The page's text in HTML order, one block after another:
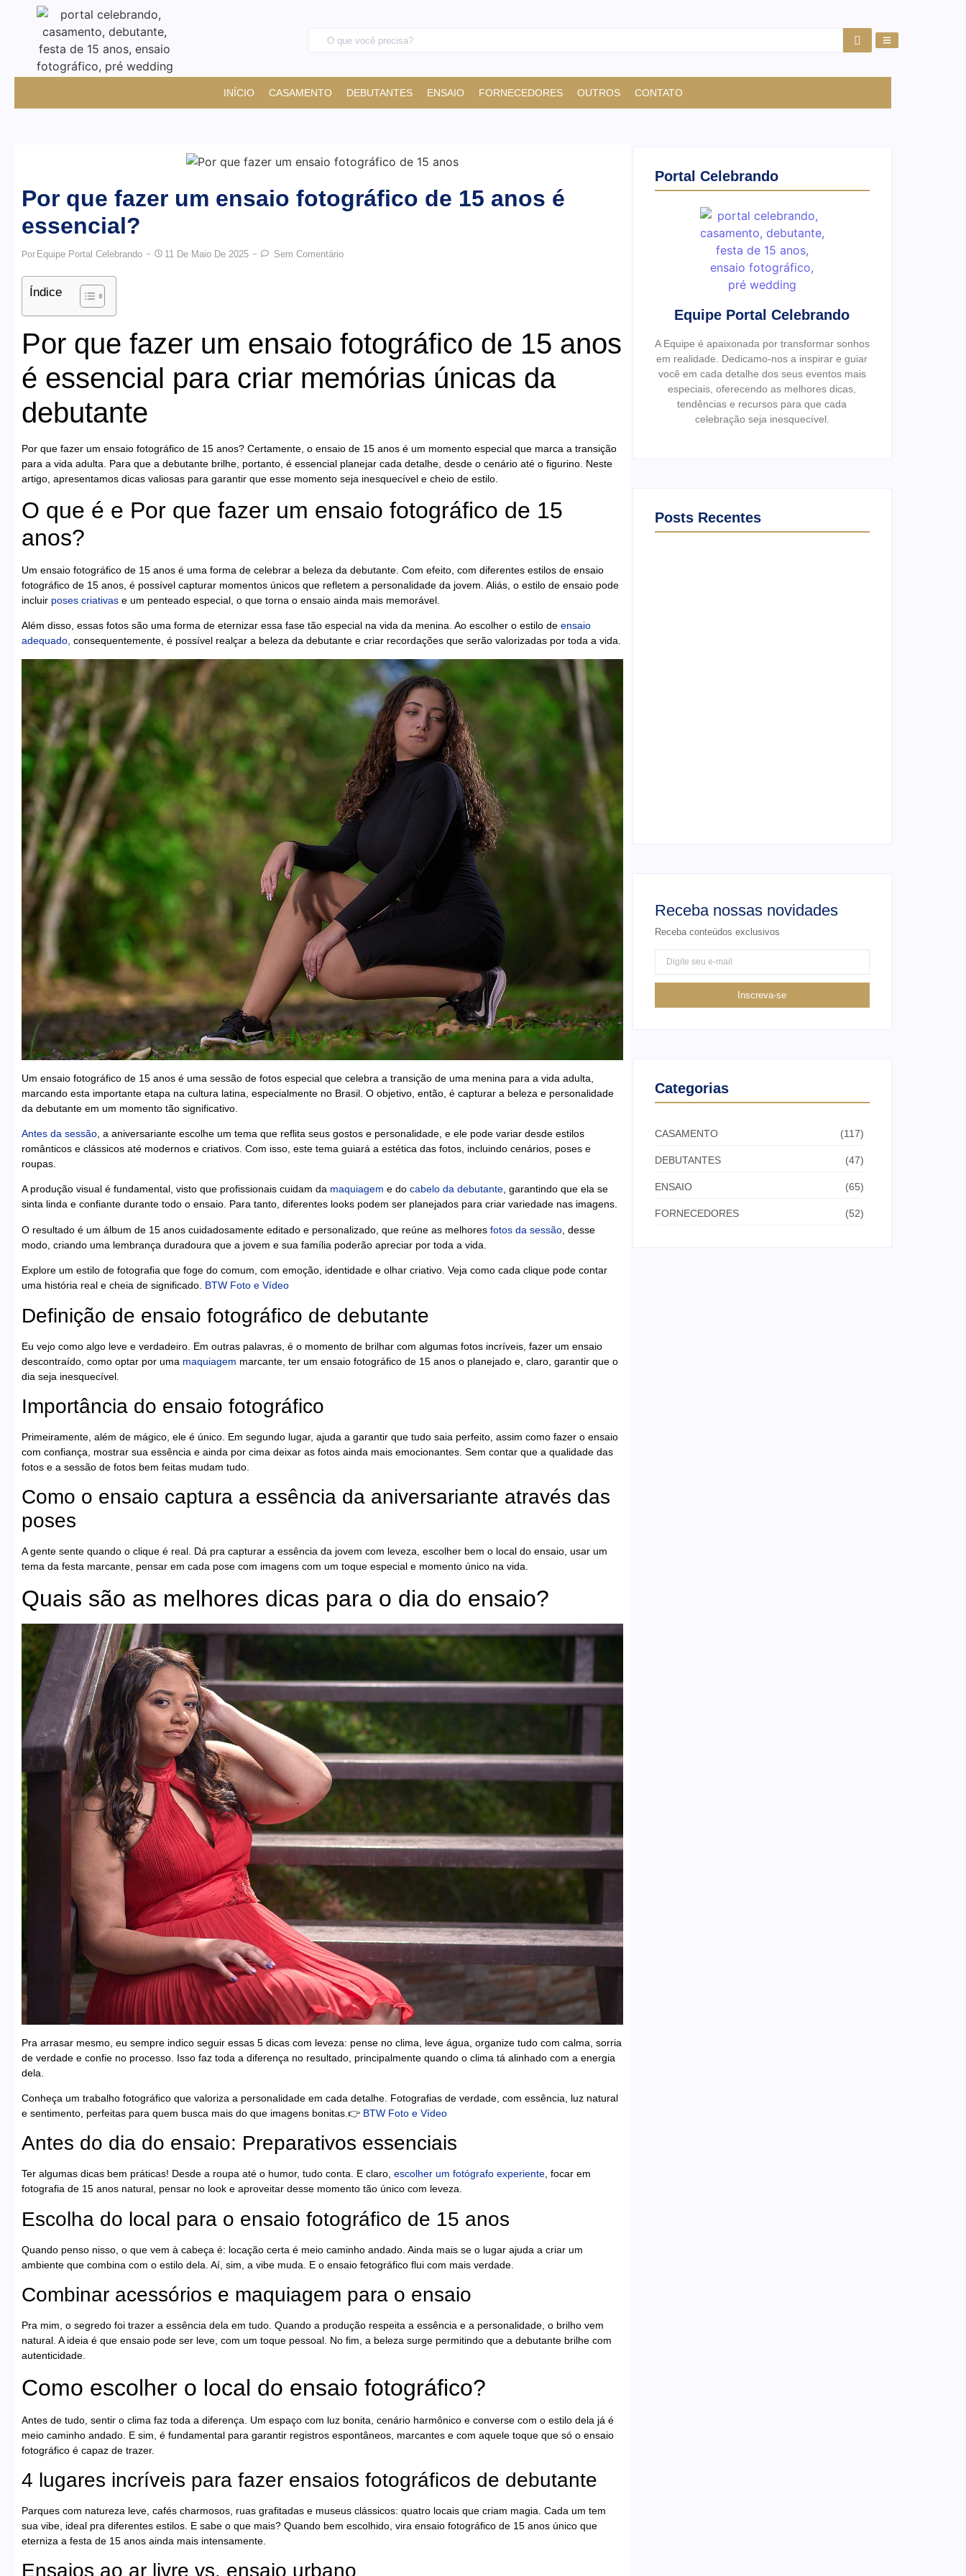
INÍCIO CASAMENTO DEBUTANTES ENSAIO FORNECEDORES OUTROS CONTATO
Por que fazer um ensaio fotográfico de 15 anos é
essencial?
Por Equipe Portal Celebrando 11 De Maio De 2025 Sem Comentário
Índice
Por que fazer um ensaio fotográfico de 15 anos
é essencial para criar memórias únicas da
debutante
Por que fazer um ensaio fotográfico de 15 anos? Certamente, o ensaio de 15 anos é um momento especial que marca a transição
para a vida adulta. Para que a debutante brilhe, portanto, é essencial planejar cada detalhe, desde o cenário até o figurino. Neste
artigo, apresentamos dicas valiosas para garantir que esse momento seja inesquecível e cheio de estilo.
O que é e Por que fazer um ensaio fotográfico de 15
anos?
Um ensaio fotográfico de 15 anos é uma forma de celebrar a beleza da debutante. Com efeito, com diferentes estilos de ensaio
fotográfico de 15 anos, é possível capturar momentos únicos que refletem a personalidade da jovem. Aliás, o estilo de ensaio pode
incluir poses criativas e um penteado especial, o que torna o ensaio ainda mais memorável.
Além disso, essas fotos são uma forma de eternizar essa fase tão especial na vida da menina. Ao escolher o estilo de ensaio
adequado, consequentemente, é possível realçar a beleza da debutante e criar recordações que serão valorizadas por toda a vida.
Um ensaio fotográfico de 15 anos é uma sessão de fotos especial que celebra a transição de uma menina para a vida adulta,
marcando esta importante etapa na cultura latina, especialmente no Brasil. O objetivo, então, é capturar a beleza e personalidade
da debutante em um momento tão significativo.
Antes da sessão , a aniversariante escolhe um tema que reflita seus gostos e personalidade, e ele pode variar desde estilos
românticos e clássicos até modernos e criativos. Com isso, este tema guiará a estética das fotos, incluindo cenários, poses e
roupas.
A produção visual é fundamental, visto que profissionais cuidam da maquiagem e do cabelo da debutante, garantindo que ela se
sinta linda e confiante durante todo o ensaio. Para tanto, diferentes looks podem ser planejados para criar variedade nas imagens.
O resultado é um álbum de 15 anos cuidadosamente editado e personalizado, que reúne as melhores fotos da sessão , desse
modo, criando uma lembrança duradoura que a jovem e sua família poderão apreciar por toda a vida.
Explore um estilo de fotografia que foge do comum, com emoção, identidade e olhar criativo. Veja como cada clique pode contar
uma história real e cheia de significado. BTW Foto e Vídeo
Definição de ensaio fotográfico de debutante
Eu vejo como algo leve e verdadeiro. Em outras palavras, é o momento de brilhar com algumas fotos incríveis, fazer um ensaio
descontraído, como optar por uma maquiagem marcante, ter um ensaio fotográfico de 15 anos o planejado e, claro, garantir que o
dia seja inesquecível.
Importância do ensaio fotográfico
Primeiramente, além de mágico, ele é único. Em segundo lugar, ajuda a garantir que tudo saia perfeito, assim como fazer o ensaio
com confiança, mostrar sua essência e ainda por cima deixar as fotos ainda mais emocionantes. Sem contar que a qualidade das
fotos e a sessão de fotos bem feitas mudam tudo.
Como o ensaio captura a essência da aniversariante através das
poses
A gente sente quando o clique é real. Dá pra capturar a essência da jovem com leveza, escolher bem o local do ensaio, usar um
tema da festa marcante, pensar em cada pose com imagens com um toque especial e momento único na vida.
Quais são as melhores dicas para o dia do ensaio?
Pra arrasar mesmo, eu sempre indico seguir essas 5 dicas com leveza: pense no clima, leve água, organize tudo com calma, sorria
de verdade e confie no processo. Isso faz toda a diferença no resultado, principalmente quando o clima tá alinhado com a energia
dela.
Conheça um trabalho fotográfico que valoriza a personalidade em cada detalhe. Fotografias de verdade, com essência, luz natural
e sentimento, perfeitas para quem busca mais do que imagens bonitas.👉 BTW Foto e Vídeo
Antes do dia do ensaio: Preparativos essenciais
Ter algumas dicas bem práticas! Desde a roupa até o humor, tudo conta. E claro, escolher um fotógrafo experiente, focar em
fotografia de 15 anos natural, pensar no look e aproveitar desse momento tão único com leveza.
Escolha do local para o ensaio fotográfico de 15 anos
Quando penso nisso, o que vem à cabeça é: locação certa é meio caminho andado. Ainda mais se o lugar ajuda a criar um
ambiente que combina com o estilo dela. Aí, sim, a vibe muda. E o ensaio fetográfico flui com mais verdade.
Combinar acessórios e maquiagem para o ensaio
Pra mim, o segredo foi trazer a essência dela em tudo. Quando a produção respeita a essência e a personalidade, o brilho vem
natural. A ideia é que ensaio pode ser leve, com um toque pessoal. No fim, a beleza surge permitindo que a debutante brilhe com
autenticidade.
Como escolher o local do ensaio fotográfico?
Antes de tudo, sentir o clima faz toda a diferença. Um espaço com luz bonita, cenário harmônico e converse com o estilo dela já é
meio caminho andado. E sim, é fundamental para garantir registros espontâneos, marcantes e com aquele toque que só o ensaio
fotográfico é capaz de trazer.
4 lugares incríveis para fazer ensaios fotográficos de debutante
Parques com natureza leve, cafés charmosos, ruas grafitadas e museus clássicos: quatro locais que criam magia. Cada um tem
sua vibe, ideal pra diferentes estilos. E sabe o que mais? Quando bem escolhido, vira ensaio fotográfico de 15 anos único que
eterniza a festa de 15 anos ainda mais intensamente.
Ensaios ao ar livre vs. ensaio urbano
Portal Celebrando
Equipe Portal Celebrando
A Equipe é apaixonada por transformar sonhos
em realidade. Dedicamo-nos a inspirar e guiar
você em cada detalhe dos seus eventos mais
especiais, oferecendo as melhores dicas,
tendências e recursos para que cada
celebração seja inesquecível.
Posts Recentes
Receba nossas novidades
Receba conteúdos exclusivos
Inscreva-se
Categorias
CASAMENTO (117)
DEBUTANTES (47)
ENSAIO (65)
FORNECEDORES (52)